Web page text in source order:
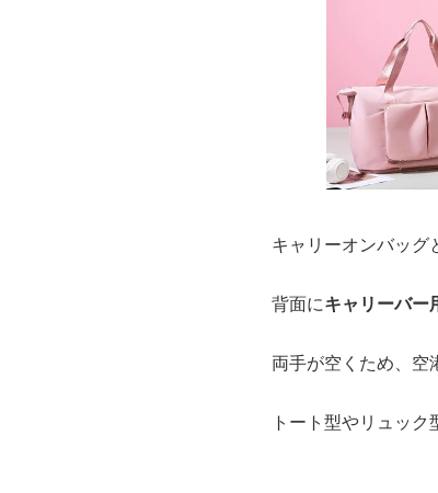
キャリーオンバッグ
背面にキャリーバー
両手が空くため、空
トート型やリュッ